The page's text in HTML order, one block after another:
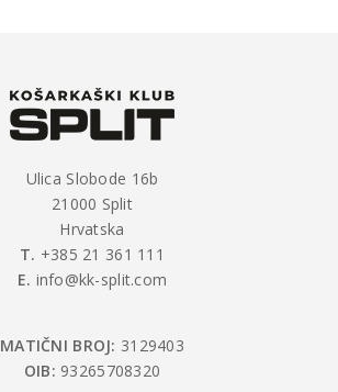
Ulica Slobode 16b
21000 Split
Hrvatska
T. +385 21 361 111
E. info@kk-split.com
MATIČNI BROJ: 3129403
OIB: 93265708320